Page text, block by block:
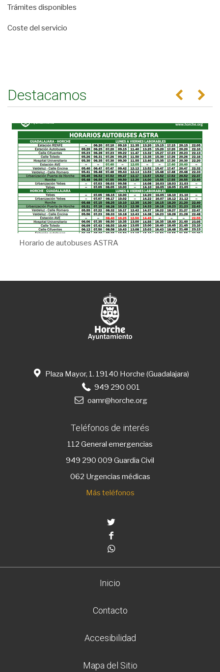
Trámites disponibles
Coste del servicio
Destacamos Anterior
Horario de autobuses ASTRA
Plaza Mayor, 1. 19140 Horche (Guadalajara)
949 290 001
oamr@horche.org
Teléfonos de interés
112 General emergencias
949 290 009 Guardia Civil
062 Urgencias médicas
Más teléfonos
Inicio
Contacto
Accesibilidad
Mapa del Sitio